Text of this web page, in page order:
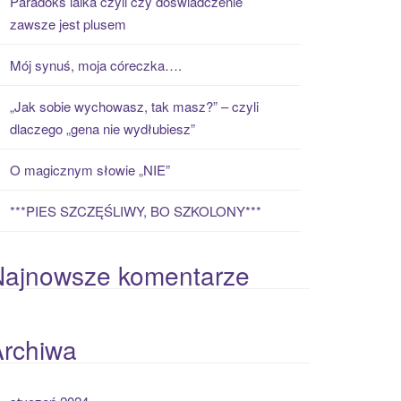
zawsze jest plusem
Mój synuś, moja córeczka….
„Jak sobie wychowasz, tak masz?” – czyli
dlaczego „gena nie wydłubiesz”
O magicznym słowie „NIE”
***PIES SZCZĘŚLIWY, BO SZKOLONY***
komentarze